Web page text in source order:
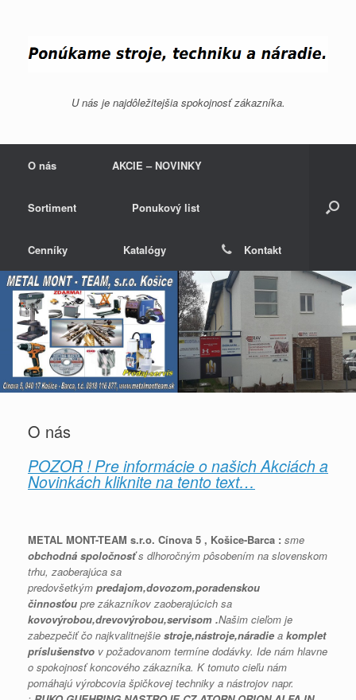
U nás je najdôležitejšia spokojnosť zákazníka.
O nás AKCIE – NOVINKY
Sortiment Ponukový list
Cenníky Katalógy Kontakt
O nás
POZOR ! Pre informácie o našich Akciách a
Novinkách kliknite na tento text…
METAL MONT-TEAM s.r.o. Cínova 5 , Košice-Barca : sme
obchodná spoločnosťs dlhoročným pôsobením na slovenskom
trhu, zaoberajúca sa
predovšetkým predajom,dovozom,poradenskou
činnosťou pre zákazníkov zaoberajúcich sa
kovovýrobou,drevovýrobou,servisom .Našim cieľom je
zabezpečiť čo najkvalitnejšie stroje,nástroje,náradie a komplet
príslušenstvo v požadovanom termíne dodávky. Ide nám hlavne
o spokojnosť koncového zákazníka. K tomuto cieľu nám
pomáhajú výrobcovia špičkovej techniky a nástrojov napr.